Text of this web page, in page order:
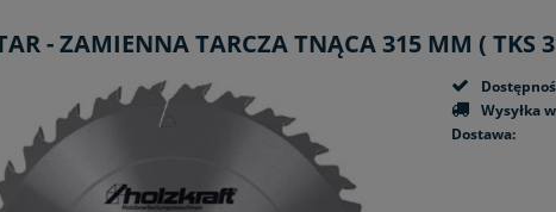
- ZAMIENNA TARCZA TNĄCA 315 MM ( TKS
Wysyłka
Dostawa: